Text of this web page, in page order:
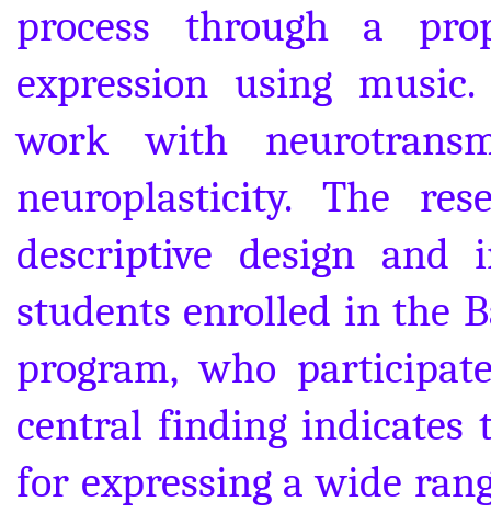
process through a
expression using
work with
neuroplasticity. The
descriptive design and
students enrolled in the
program, who
central finding indicates
for expressing a wide